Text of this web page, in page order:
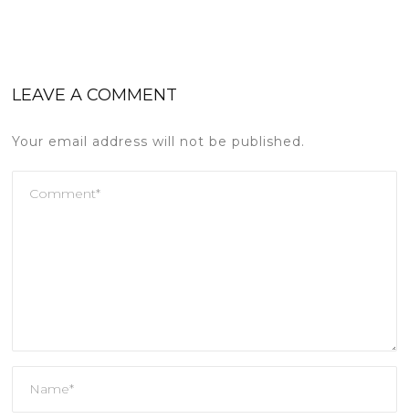
LEAVE A COMMENT
Your email address will not be published.